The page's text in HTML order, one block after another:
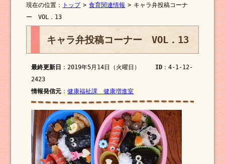
現在の位置： トップ > 食育関連情報 > キャラ弁投稿コーナ
ー VOL．13
キャラ弁投稿コーナー VOL．13
最終更新日 ：2019年5月14日（火曜日） ID ：4-1-12-
2423
情報発信元 ：健康福祉課 健康増進室